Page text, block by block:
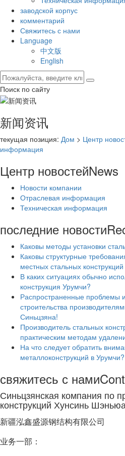
заводской корпус
комментарий
Свяжитесь с нами
Language
中文版
English
Поиск по сайту
新闻资讯
текущая позиция: Дом > Центр
информация
Центр новостейNews
Новости компании
Отраслевая информация
Техническая информация
последние новости
Каковы методы установки
Каковы структурные
местных стальных
В каких ситуациях обычно
конструкция Урумчи?
Распространенные проблемы
строительства
Синьцзяна!
Производитель стальных
практическим методам
На что следует обратить
металлоконструкций в Урумчи?
свяжитесь с нами
Синьцзянская компания по
конструкций Хунсинь
新疆泓鑫盛源钢结构有限公司
业务一部：